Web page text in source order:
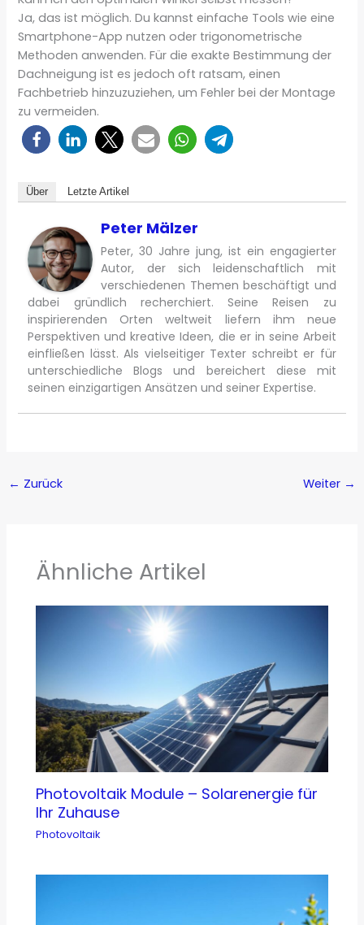
Ja, das ist möglich. Du kannst einfache Tools wie eine
Smartphone-App nutzen oder trigonometrische
Methoden anwenden. Für die exakte Bestimmung der
Dachneigung ist es jedoch oft ratsam, einen
Fachbetrieb hinzuzuziehen, um Fehler bei der Montage
zu vermeiden.
Über Letzte Artikel
Peter Mälzer
Peter, 30 Jahre jung, ist ein engagierter
Autor, der sich leidenschaftlich mit
verschiedenen Themen beschäftigt und
dabei gründlich recherchiert. Seine Reisen zu
inspirierenden Orten weltweit liefern ihm neue
Perspektiven und kreative Ideen, die er in seine Arbeit
einfließen lässt. Als vielseitiger Texter schreibt er für
unterschiedliche Blogs und bereichert diese mit
seinen einzigartigen Ansätzen und seiner Expertise.
← Zurück Weiter →
Ähnliche Artikel
Photovoltaik Module – Solarenergie für
Ihr Zuhause
Photovoltaik